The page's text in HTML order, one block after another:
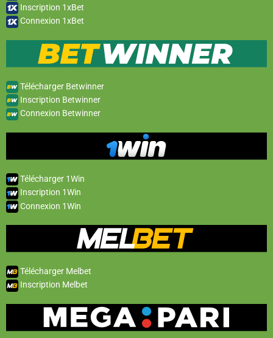
Inscription 1xBet
Connexion 1xBet
Télécharger Betwinner
Inscription Betwinner
Connexion Betwinner
Télécharger 1Win
Inscription 1Win
Connexion 1Win
Télécharger Melbet
Inscription Melbet